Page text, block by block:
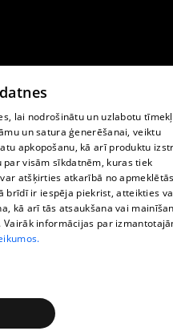
-
lai nodrošinātu un uzlabotu
un satura ģenerēšanai, veiktu
apkopošanu, kā arī produktu
visām sīkdatnēm, kuras tiek
atšķirties atkarībā no
brīdī ir iespēja piekrist, atteikties
kā arī tās atsaukšana vai
informācijas par